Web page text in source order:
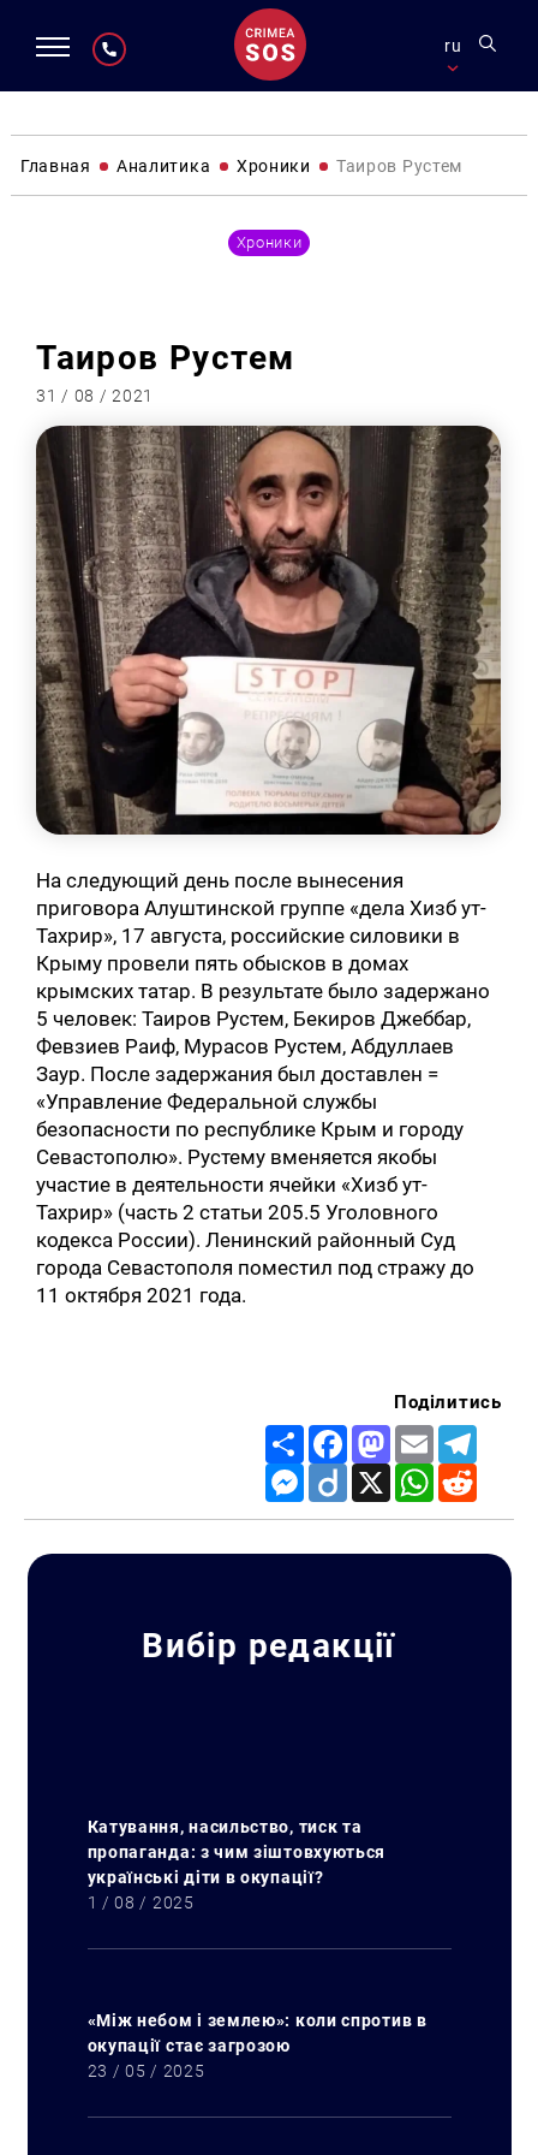
ru
Главная Аналитика Хроники Таиров Рустем
Хроники
Таиров Рустем
31 / 08 / 2021
На следующий день после вынесения
приговора Алуштинской группе «дела Хизб ут-
Тахрир», 17 августа, российские силовики в
Крыму провели пять обысков в домах
крымских татар. В результате было задержано
5 человек: Таиров Рустем, Бекиров Джеббар,
Февзиев Раиф, Мурасов Рустем, Абдуллаев
Заур. После задержания был доставлен =
«Управление Федеральной службы
безопасности по республике Крым и городу
Севастополю». Рустему вменяется якобы
участие в деятельности ячейки «Хизб ут-
Тахрир» (часть 2 статьи 205.5 Уголовного
кодекса России). Ленинский районный Суд
города Севастополя поместил под стражу до
11 октября 2021 года.
Поділитись
Share FacebookMastodon
Email
Messenger
Diigo X WhatsApp
Вибір редакції
Катування, насильство, тиск та
пропаганда: з чим зіштовхуються
українські діти в окупації?
1 / 08 / 2025
«Між небом і землею»: коли спротив в
окупації стає загрозою
23 / 05 / 2025